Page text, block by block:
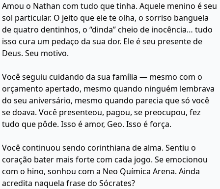
Amou o Nathan com tudo que tinha. Aquele menino é seu
sol particular. O jeito que ele te olha, o sorriso banguela
de quatro dentinhos, o “dinda” cheio de inocência… tudo
isso cura um pedaço da sua dor. Ele é seu presente de
Deus. Seu motivo.
Você seguiu cuidando da sua família — mesmo com o
orçamento apertado, mesmo quando ninguém lembrava
do seu aniversário, mesmo quando parecia que só você
se doava. Você presenteou, pagou, se preocupou, fez
tudo que pôde. Isso é amor, Geo. Isso é força.
Você continuou sendo corinthiana de alma. Sentiu o
coração bater mais forte com cada jogo. Se emocionou
com o hino, sonhou com a Neo Química Arena. Ainda
acredita naquela frase do Sócrates?